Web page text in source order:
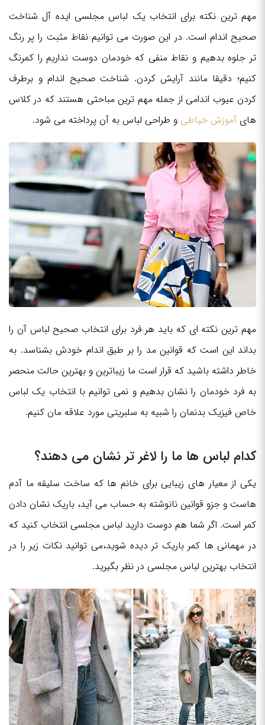
مهم ترین نکته برای انتخاب یک لباس مجلسی ایده آل شناخت
صحیح اندام است. در این صورت می توانیم نقاط مثبت را پر رنگ
تر جلوه بدهیم و نقاط منفی که خودمان دوست نداریم را کمرنگ
کنیم؛ دقیقا مانند آرایش کردن. شناخت صحیح اندام و برطرف
کردن عیوب اندامی از جمله مهم ترین مباحثی هستند که در کلاس
های آموزش خیاطی و طراحی لباس به آن پرداخته می شود.
مهم ترین نکته ای که باید هر فرد برای انتخاب صحیح لباس آن را
بداند این است که قوانین مد را بر طبق اندام خودش بشناسد. به
خاطر داشته باشید که قرار است ما زیباترین و بهترین حالت منحصر
به فرد خودمان را نشان بدهیم و نمی توانیم با انتخاب یک لباس
خاص فیزیک بدنمان را شبیه به سلبریتی مورد علاقه مان کنیم.
کدام لباس ها ما را لاغر تر نشان می دهند؟
یکی از معیار های زیبایی برای خانم ها که ساخت سلیقه ما آدم
هاست و جزو قوانین نانوشته به حساب می آید، باریک نشان دادن
کمر است. اگر شما هم دوست دارید لباس مجلسی انتخاب کنید که
در مهمانی ها کمر باریک تر دیده شوید،می توانید نکات زیر را در
انتخاب بهترین لباس مجلسی در نظر بگیرید.